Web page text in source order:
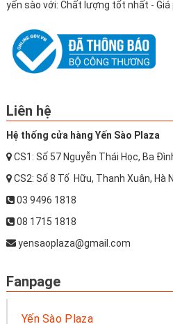
yến sào với: Chất lượng tốt nhất -
Liên hệ
Hệ thống cửa hàng Yến Sào Plaza
CS1: Số 57 Nguyễn Thái Học, Ba
CS2: Số 8 Tố Hữu, Thanh Xuân, Hà
03 9496 1818
08 1715 1818
yensaoplaza@gmail.com
Fanpage
Yến Sào Plaza